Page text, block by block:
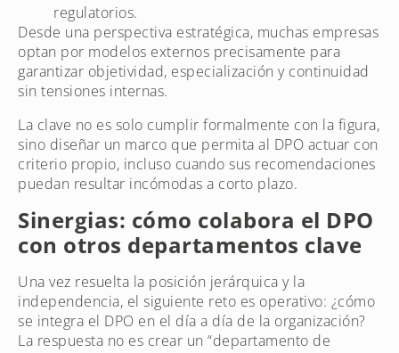
regulatorios.
Desde una perspectiva estratégica, muchas empresas
optan por modelos externos precisamente para
garantizar objetividad, especialización y continuidad
sin tensiones internas.
La clave no es solo cumplir formalmente con la figura,
sino diseñar un marco que permita al DPO actuar con
criterio propio, incluso cuando sus recomendaciones
puedan resultar incómodas a corto plazo.
Sinergias: cómo colabora el DPO
con otros departamentos clave
Una vez resuelta la posición jerárquica y la
independencia, el siguiente reto es operativo: ¿cómo
se integra el DPO en el día a día de la organización?
La respuesta no es crear un “departamento de